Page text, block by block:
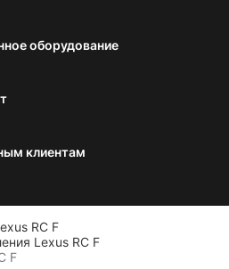
оборудование
клиентам
RC F
Lexus RC F
F